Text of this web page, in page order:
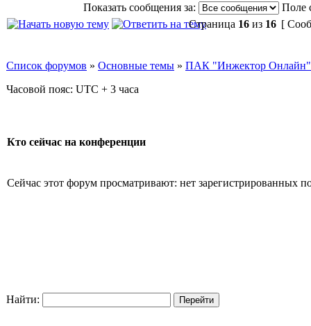
Показать сообщения за:
Поле
Страница 16 из 16 [
Список форумов » Основные темы » ПАК "Инжектор Онлайн"
Часовой пояс: UTC + 3 часа
Кто сейчас на конференции
Сейчас этот форум просматривают: нет зарегистрированных
Найти: